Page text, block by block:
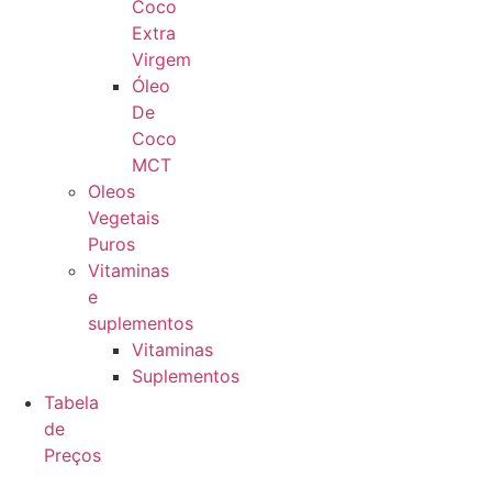
Coco
Extra
Virgem
Óleo
De
Coco
MCT
Oleos
Vegetais
Puros
Vitaminas
e
suplementos
Vitaminas
Suplementos
Tabela
de
Preços